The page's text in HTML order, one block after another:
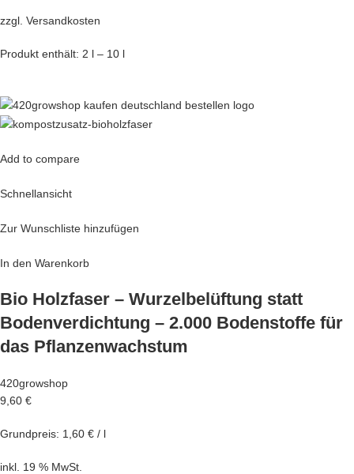
zzgl. Versandkosten
Produkt enthält: 2 l – 10 l
Add to compare
Schnellansicht
Zur Wunschliste hinzufügen
In den Warenkorb
Bio Holzfaser – Wurzelbelüftung statt
Bodenverdichtung – 2.000 Bodenstoffe für
das Pflanzenwachstum
420growshop
9,60 €
Grundpreis: 1,60 € / l
inkl. 19 % MwSt.